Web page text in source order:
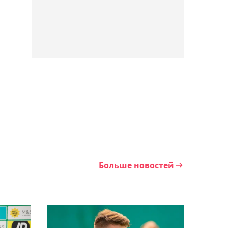
разгромной победы над
Синнер может пропустить
03:59, 07 августа 2026
Больше новостей